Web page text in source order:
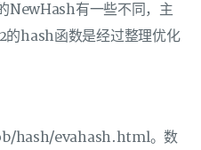
NewHash有一些不同，主
的hash函数是经过整理优化
hash/evahash.html。数